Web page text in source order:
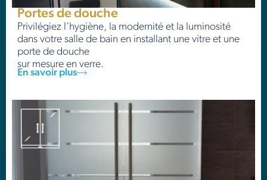
Portes de douche
Privilégiez l’hygiène, la modernité et la luminosité
dans votre salle de bain en installant une vitre et une
porte de douche
sur mesure en verre.
En savoir plus